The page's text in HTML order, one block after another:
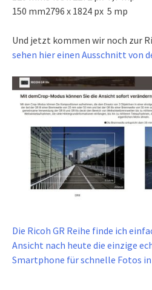
150 mm2796 x 1824 px 5 mp
Und jetzt kommen wir noch zur
sehen hier einen Ausschnitt von
Die Ricoh GR Reihe finde ich
Ansicht nach heute die einzige
Smartphone für schnelle Fotos